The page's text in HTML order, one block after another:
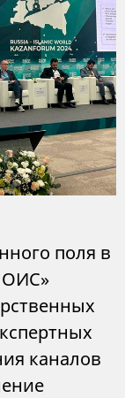
поля в
ОИС»
каналов